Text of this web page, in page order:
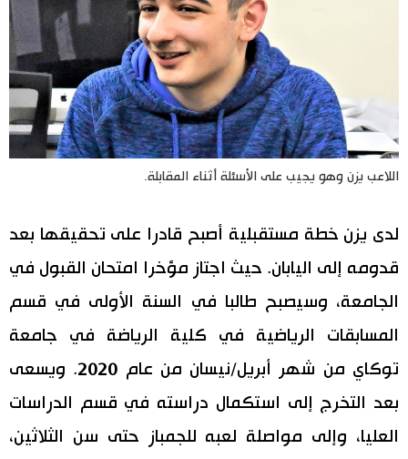
اللاعب يزن وهو يجيب على الأسئلة أثناء المقابلة.
لدى يزن خطة مستقبلية أصبح قادرا على تحقيقها بعد
قدومه إلى اليابان. حيث اجتاز مؤخرا امتحان القبول في
الجامعة، وسيصبح طالبا في السنة الأولى في قسم
المسابقات الرياضية في كلية الرياضة في جامعة
توكاي من شهر أبريل/نيسان من عام 2020. ويسعى
بعد التخرج إلى استكمال دراسته في قسم الدراسات
العليا، وإلى مواصلة لعبه للجمباز حتى سن الثلاثين،